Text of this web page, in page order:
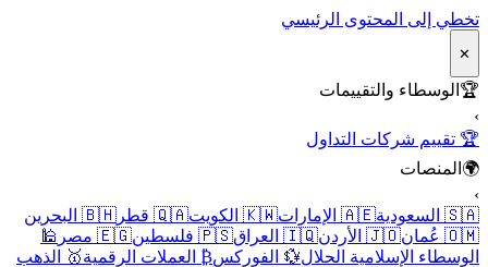
تخطي إلى المحتوى الرئيسي
✕
🏆 الوسطاء والتقييمات
›
🏆 تقييم شركات التداول
🌍 المنصات
›
🇸🇦 السعودية
🇦🇪 الإمارات 🇰🇼 الكويت 🇶🇦 قطر
🇧🇭 البحرين
🇴🇲 عُمان
🇯🇴 الأردن 🇮🇶 العراق 🇵🇸 فلسطين 🇪🇬 مصر
🕌
الوسطاء الإسلامية الحلال💱 الفوركس₿ العملات الرقمية🥇 الذهب